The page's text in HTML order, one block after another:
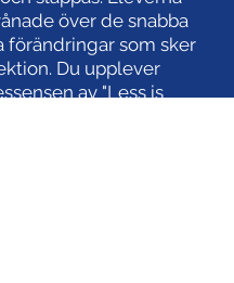
över de snabba
förändringar som sker
Du upplever
av "Less is